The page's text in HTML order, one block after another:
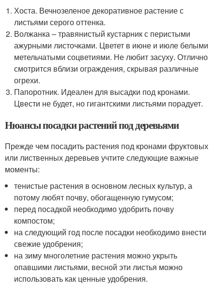
Хоста. Вечнозеленое декоративное растение с
листьями серого оттенка.
Волжанка – травянистый кустарник с перистыми
ажурными листочками. Цветет в июне и июле белыми
метельчатыми соцветиями. Не любит засуху. Отлично
смотрится вблизи ограждения, скрывая различные
огрехи.
Папоротник. Идеален для высадки под кронами.
Цвести не будет, но гигантскими листьями порадует.
Нюансы посадки растений под деревьями
Прежде чем посадить растения под кронами фруктовых
или лиственных деревьев учтите следующие важные
моменты:
тенистые растения в основном лесных культур, а
потому любят почву, обогащенную гумусом;
перед посадкой необходимо удобрить почву
компостом;
на следующий год после посадки необходимо внести
свежие удобрения;
на зиму многолетние растения можно укрыть
опавшими листьями, весной эти листья можно
использовать как ценные удобрения.